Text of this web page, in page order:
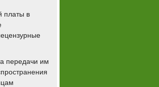
платы в
передачи им